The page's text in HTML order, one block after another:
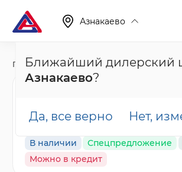
Азнакаево
Ближайший дилерский
Азнакаево?
Да, все верно Нет,
Главная Каталог Новые автомобили
серый
В наличии Спецпредложение
Можно в кредит